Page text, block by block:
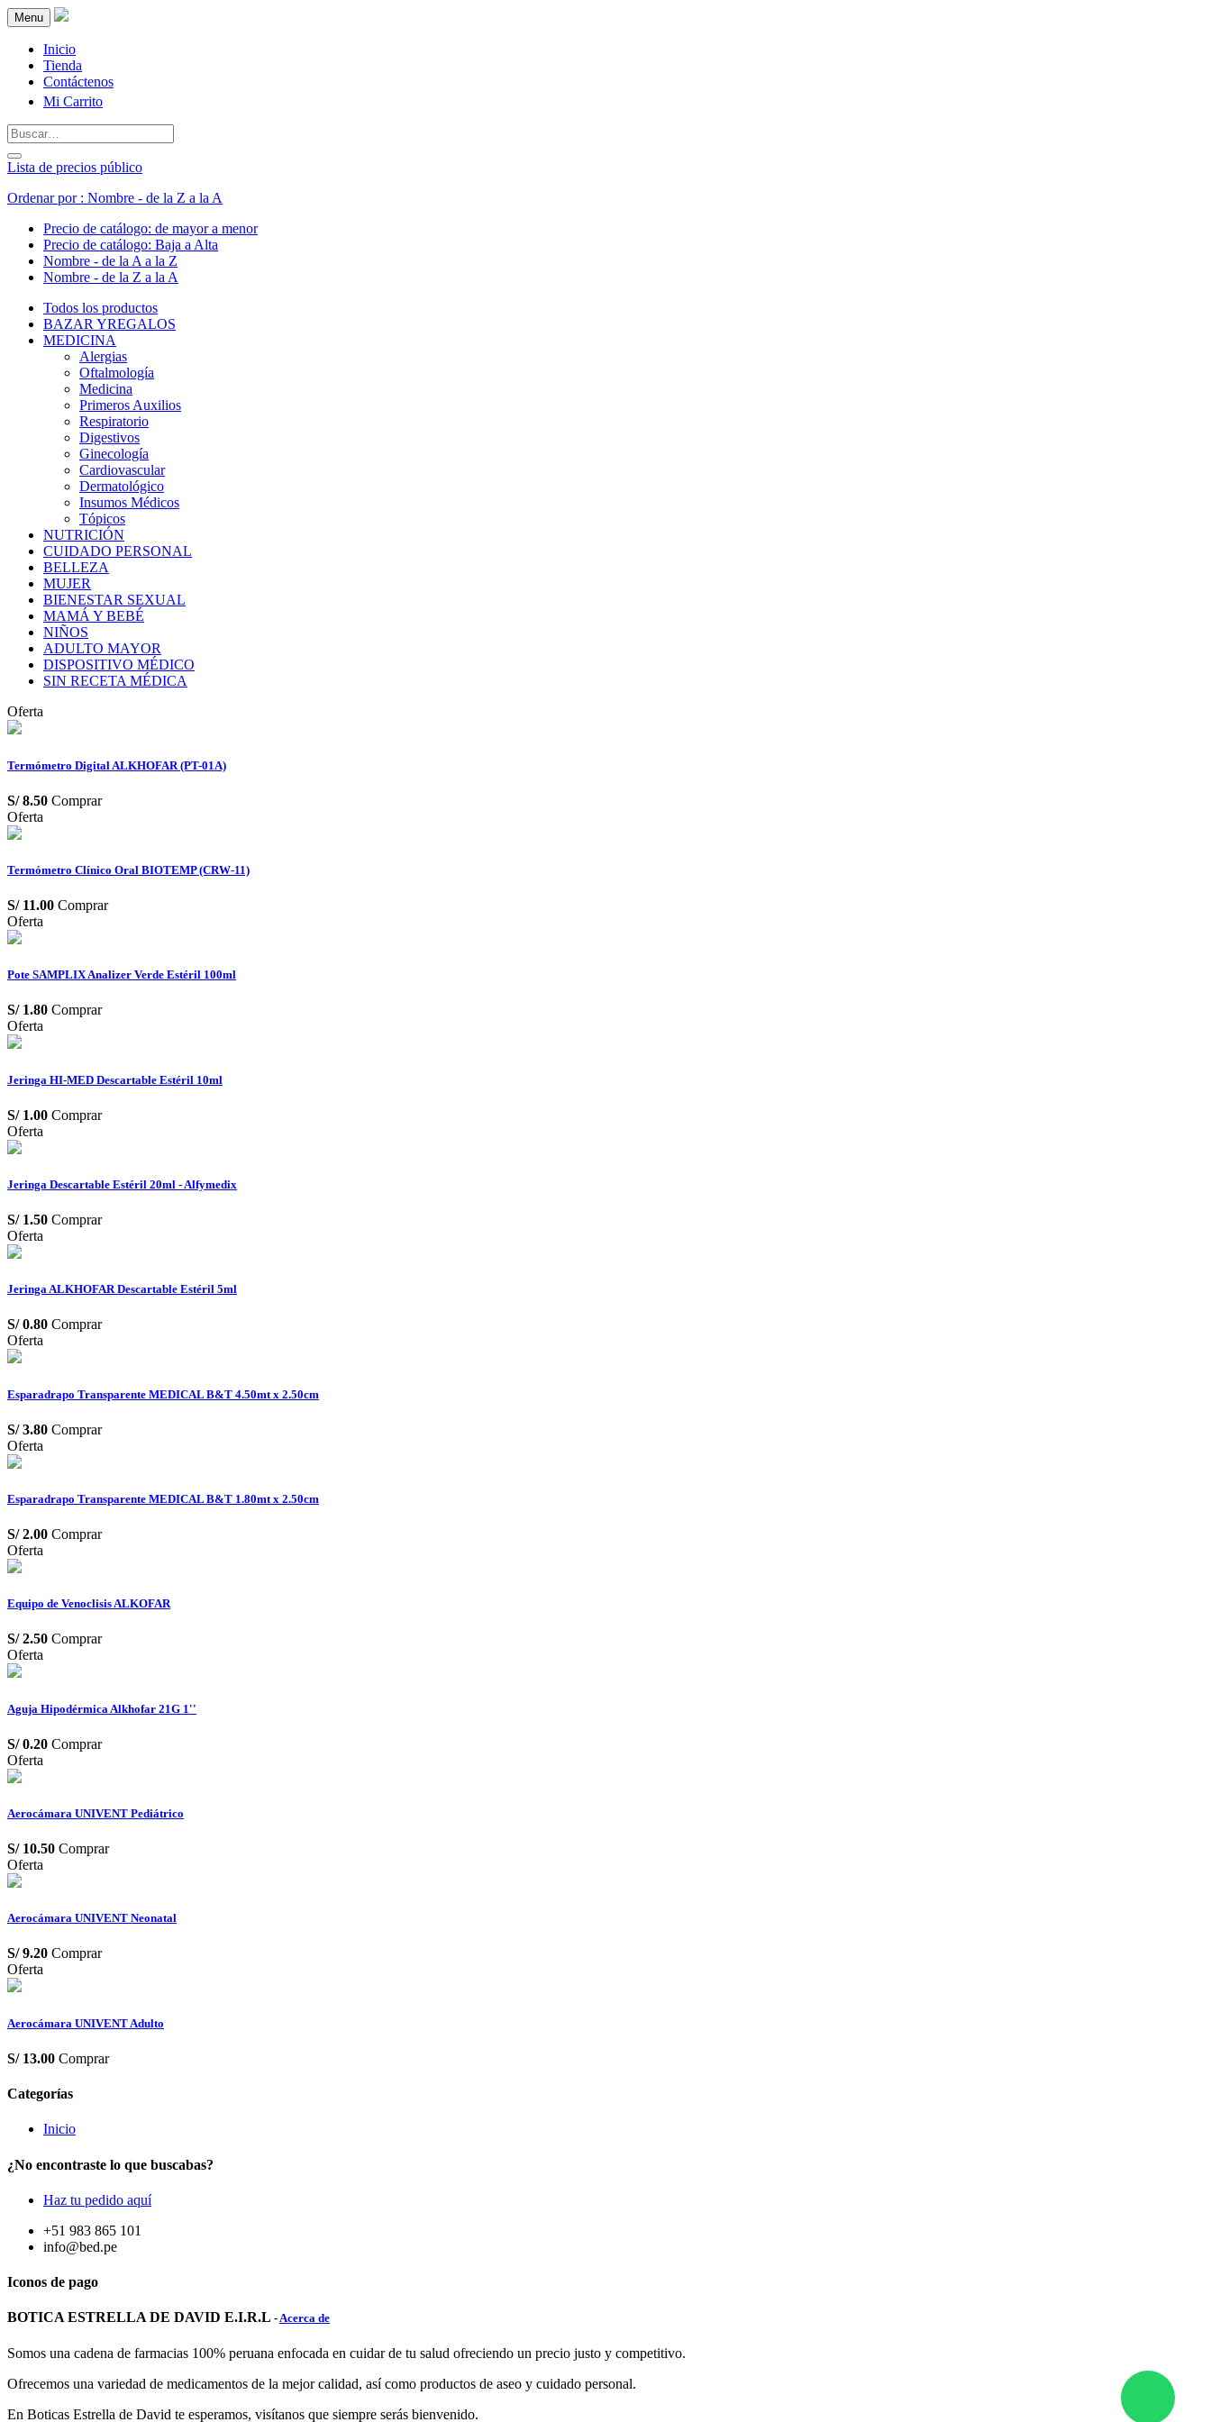
Menu
Inicio
Tienda
Contáctenos
Mi Carrito
Lista de precios público
Ordenar por : Nombre - de la Z a la A
Precio de catálogo: de mayor a menor
Precio de catálogo: Baja a Alta
Nombre - de la A a la Z
Nombre - de la Z a la A
Todos los productos
BAZAR YREGALOS
MEDICINA
Alergias
Oftalmología
Medicina
Primeros Auxilios
Respiratorio
Digestivos
Ginecología
Cardiovascular
Dermatológico
Insumos Médicos
Tópicos
NUTRICIÓN
CUIDADO PERSONAL
BELLEZA
MUJER
BIENESTAR SEXUAL
MAMÁ Y BEBÉ
NIÑOS
ADULTO MAYOR
DISPOSITIVO MÉDICO
SIN RECETA MÉDICA
Oferta
Termómetro Digital ALKHOFAR (PT-01A)
S/8.50 Comprar
Oferta
Termómetro Clínico Oral BIOTEMP (CRW-11)
S/ 11.00 Comprar
Oferta
Pote SAMPLIX Analizer Verde Estéril 100ml
S/ 1.80 Comprar
Oferta
Jeringa HI-MED Descartable Estéril 10ml
S/ 1.00 Comprar
Oferta
Jeringa Descartable Estéril 20ml - Alfymedix
S/ 1.50 Comprar
Oferta
Jeringa ALKHOFAR Descartable Estéril 5ml
S/0.80 Comprar
Oferta
Esparadrapo Transparente MEDICAL B&T 4.50mt x 2.50cm
S/3.80 Comprar
Oferta
Esparadrapo Transparente MEDICAL B&T 1.80mt x 2.50cm
S/2.00 Comprar
Oferta
Equipo de Venoclisis ALKOFAR
S/2.50 Comprar
Oferta
Aguja Hipodérmica Alkhofar 21G 1''
S/0.20 Comprar
Oferta
Aerocámara UNIVENT Pediátrico
S/ 10.50 Comprar
Oferta
Aerocámara UNIVENT Neonatal
S/9.20 Comprar
Oferta
Aerocámara UNIVENT Adulto
S/ 13.00 Comprar
Categorías
Inicio
¿No encontraste lo que buscabas?
Haz tu pedido aquí
+51 983 865 101
info@bed.pe
Iconos de pago
BOTICA ESTRELLA DE DAVID E.I.R.L -Acerca de
Somos una cadena de farmacias 100% peruana enfocada en cuidar de tu salud ofreciendo un precio justo y competitivo.
Ofrecemos una variedad de medicamentos de la mejor calidad, así como productos de aseo y cuidado personal.
En Boticas Estrella de David te esperamos, visítanos que siempre serás bienvenido.